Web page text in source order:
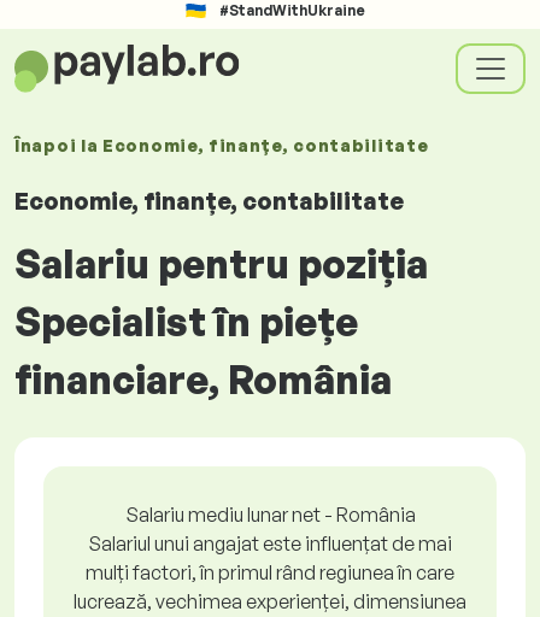
#StandWithUkraine
Înapoi la Economie, finanțe, contabilitate
Economie, finanțe, contabilitate
Salariu pentru poziția
Specialist în piețe
financiare, România
Salariu mediu lunar net - România
Salariul unui angajat este influențat de mai
mulți factori, în primul rând regiunea în care
lucrează, vechimea experienței, dimensiunea